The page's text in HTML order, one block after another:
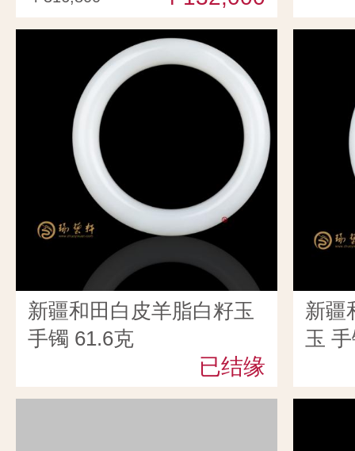
新疆和田白皮羊脂白籽玉
手镯 61.6克
已结缘
新疆
玉